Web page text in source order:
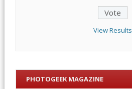
View Results
PHOTOGEEK MAGAZINE